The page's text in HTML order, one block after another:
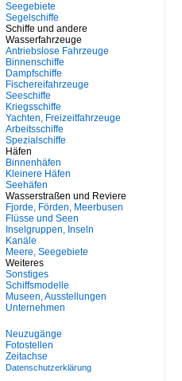
Seegebiete
Segelschiffe
Schiffe und andere
Wasserfahrzeuge
Antriebslose Fahrzeuge
Binnenschiffe
Dampfschiffe
Fischereifahrzeuge
Seeschiffe
Kriegsschiffe
Yachten, Freizeitfahrzeuge
Arbeitsschiffe
Spezialschiffe
Häfen
Binnenhäfen
Kleinere Häfen
Seehäfen
Wasserstraßen und Reviere
Fjorde, Förden, Meerbusen
Flüsse und Seen
Inselgruppen, Inseln
Kanäle
Meere, Seegebiete
Weiteres
Sonstiges
Schiffsmodelle
Museen, Ausstellungen
Unternehmen
Neuzugänge
Fotostellen
Zeitachse
Datenschutzerklärung